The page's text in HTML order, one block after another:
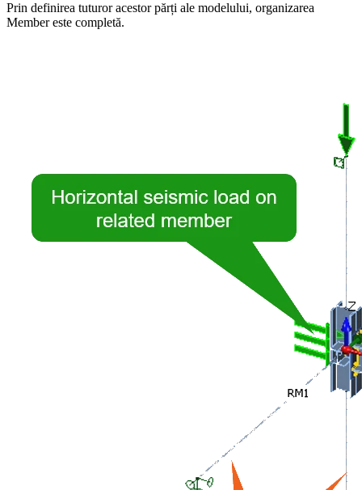
Prin definirea tuturor acestor părți ale modelului, organizarea
Member este completă.